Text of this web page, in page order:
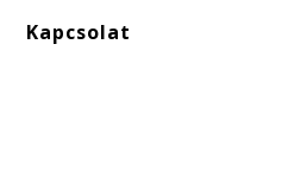
Kapcsolat